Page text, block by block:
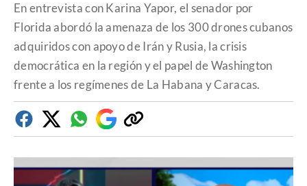
En entrevista con Karina Yapor, el senador por
Florida abordó la amenaza de los 300 drones cubanos
adquiridos con apoyo de Irán y Rusia, la crisis
democrática en la región y el papel de Washington
frente a los regímenes de La Habana y Caracas.
FacebookTwitterWhatsapp
Google
Discover
Copiar
enlace